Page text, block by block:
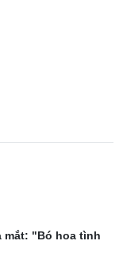
mắt: "Bó hoa tình